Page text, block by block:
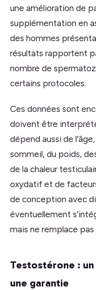
une amélioration de
supplémentation en
des hommes
résultats rapportent
nombre de
certains protocoles.
Ces données sont
doivent être
dépend aussi de
sommeil, du poids,
de la chaleur
oxydatif et de
de conception avec
éventuellement
mais ne remplace pas
Testostérone :
une garantie